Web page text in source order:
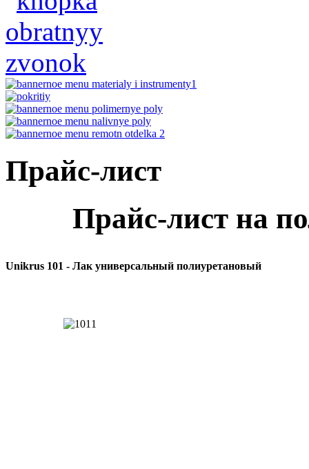
Прайс-лист
Прайс-лист на
Unikrus 101 - Лак универсальный полиуретановый